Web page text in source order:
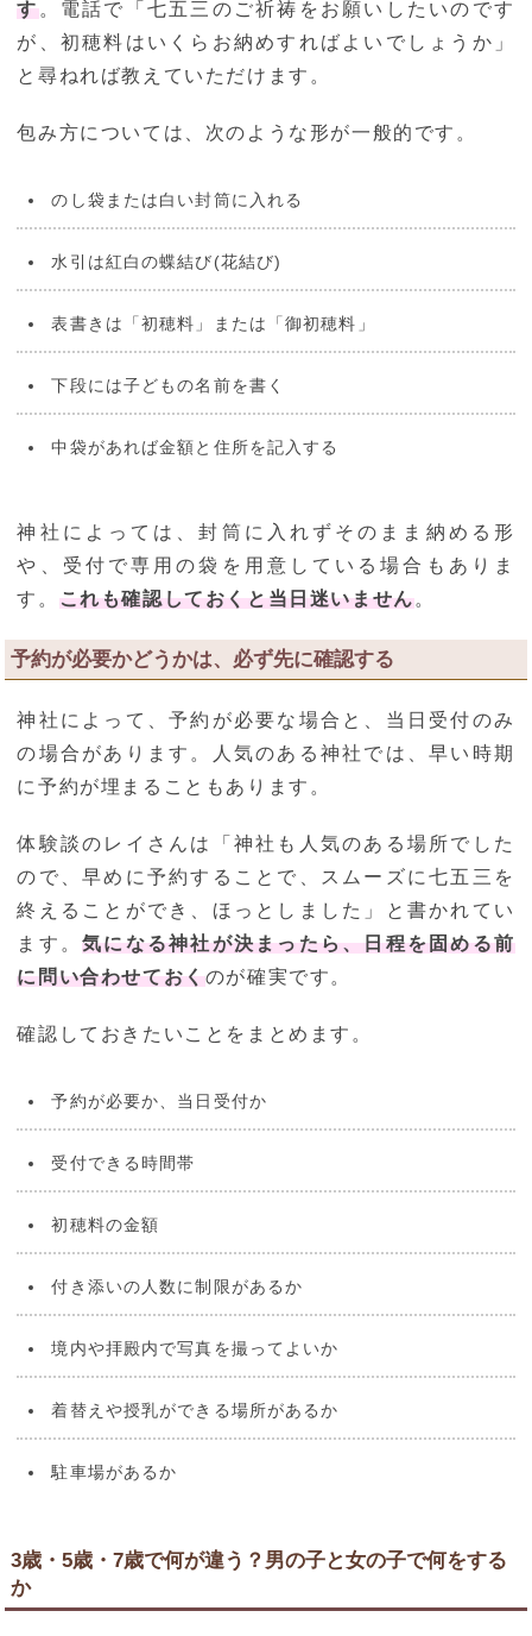
す。電話で「七五三のご祈祷をお願いしたいのです
が、初穂料はいくらお納めすればよいでしょうか」
と尋ねれば教えていただけます。
包み方については、次のような形が一般的です。
のし袋または白い封筒に入れる
水引は紅白の蝶結び(花結び)
表書きは「初穂料」または「御初穂料」
下段には子どもの名前を書く
中袋があれば金額と住所を記入する
神社によっては、封筒に入れずそのまま納める形
や、受付で専用の袋を用意している場合もありま
す。 これも確認しておくと当日迷いません。
予約が必要かどうかは、必ず先に確認する
神社によって、予約が必要な場合と、当日受付のみ
の場合があります。人気のある神社では、早い時期
に予約が埋まることもあります。
体験談のレイさんは「神社も人気のある場所でした
ので、早めに予約することで、スムーズに七五三を
終えることができ、ほっとしました」と書かれてい
ます。気になる神社が決まったら、日程を固める前
に問い合わせておくのが確実です。
確認しておきたいことをまとめます。
予約が必要か、当日受付か
受付できる時間帯
初穂料の金額
付き添いの人数に制限があるか
境内や拝殿内で写真を撮ってよいか
着替えや授乳ができる場所があるか
駐車場があるか
3歳・5歳・7歳で何が違う？男の子と女の子で何をする
か